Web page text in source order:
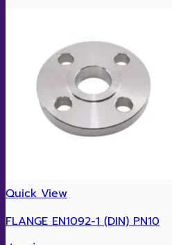
Quick View
FLANGE EN1092-1 (DIN) PN10